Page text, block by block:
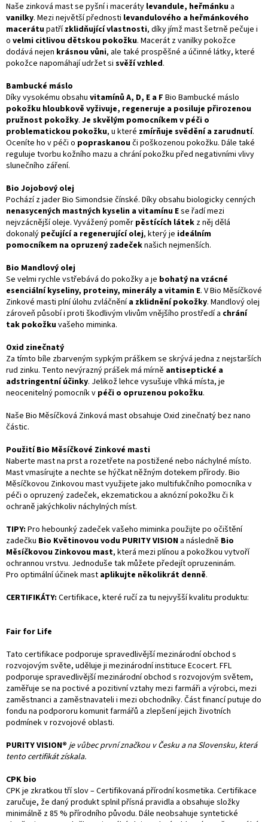
Naše zinková mast se pyšní i maceráty levandule, heřmánku a
vanilky. Mezi největší přednosti levandulového a heřmánkového
macerátupatřízklidňující vlastnosti, díky jímž mast šetrně pečuje i
o velmi citlivou dětskou pokožku. Macerát z vanilky pokožce
dodává nejen krásnouvůni, ale také prospěšné a účinné látky, které
pokožce napomáhají udržet si svěží vzhled.
Bambucké máslo
Díky vysokému obsahu vitamínů A, D, E a F Bio Bambucké máslo
pokožku hloubkově vyživuje, regeneruje a posiluje přirozenou
pružnost pokožky. Je skvělým pomocníkem v péči o
problematickou pokožku, u které zmírňuje svědění a zarudnutí.
Oceníte ho v péči o popraskanouči poškozenou pokožku. Dále také
reguluje tvorbu kožního mazu a chrání pokožku před negativními vlivy
slunečního záření.
Bio Jojobový olej
Pochází z jader Bio Simondsie čínské. Díky obsahu biologicky cenných
nenasycených mastných kyselin a vitamínu Ese řadí mezi
nejvzácnější oleje. Vyvážený poměr pěstících látek z něj dělá
dokonalý pečující a regenerující olej, který je ideálním
pomocníkem na opruzený zadečeknašich nejmenších.
Bio Mandlový olej
Se velmi rychle vstřebává do pokožky a je bohatý na vzácné
esenciální kyseliny, proteiny, minerály a vitamin E. V Bio Měsíčkové
Zinkové masti plní úlohu zvláčněnía zklidnění pokožky. Mandlový olej
zároveň působí i proti škodlivým vlivům vnějšího prostředí a chrání
tak pokožkuvašeho miminka.
Oxid zinečnatý
Za tímto bíle zbarveným sypkým práškem se skrývá jedna z nejstarších
rud zinku. Tento nevýrazný prášek má mírně antiseptické a
adstringentní účinky. Jelikož lehce vysušuje vlhká místa, je
neocenitelný pomocník v péči o opruzenou pokožku.
Naše Bio Měsíčková Zinková mast obsahuje Oxid zinečnatý bez nano
částic.
Použití Bio Měsíčkové Zinkové masti
Naberte mast na prst a rozetřete na postižené nebo náchylné místo.
Mast vmasírujte a nechte se hýčkat něžným dotekem přírody. Bio
Měsíčkovou Zinkovou mast využijete jako multifukčního pomocníka v
péči o opruzený zadeček, ekzematickou a aknózní pokožku či k
ochraně jakýchkoliv náchylných míst.
TIPY: Pro hebounký zadeček vašeho miminka použijte po očištění
zadečku Bio Květinovou vodu PURITY VISION a následně Bio
Měsíčkovou Zinkovou mast, která mezi plínou a pokožkou vytvoří
ochrannou vrstvu. Jednoduše tak můžete předejít opruzeninám.
Pro optimální účinek mast aplikujte několikrát denně.
CERTIFIKÁTY: Certifikace, které ručí za tu nejvyšší kvalitu produktu:
Fair for Life
Tato certifikace podporuje spravedlivější mezinárodní obchod s
rozvojovým světe, uděluje ji mezinárodní instituce Ecocert. FFL
podporuje spravedlivější mezinárodní obchod s rozvojovým světem,
zaměřuje se na poctivé a pozitivní vztahy mezi farmáři a výrobci, mezi
zaměstnanci a zaměstnavateli i mezi obchodníky. Část financí putuje do
fondu na podpororu komunit farmářů a zlepšení jejich životních
podmínek v rozvojové oblasti.
PURITY VISION® je vůbec první značkou v Česku a na Slovensku, která
tento certifikát získala.
CPK bio
CPK je zkratkou tří slov – Certifikovaná přírodní kosmetika. Certifikace
zaručuje, že daný produkt splnil přísná pravidla a obsahuje složky
minimálně z 85 % přírodního původu. Dále neobsahuje syntetické